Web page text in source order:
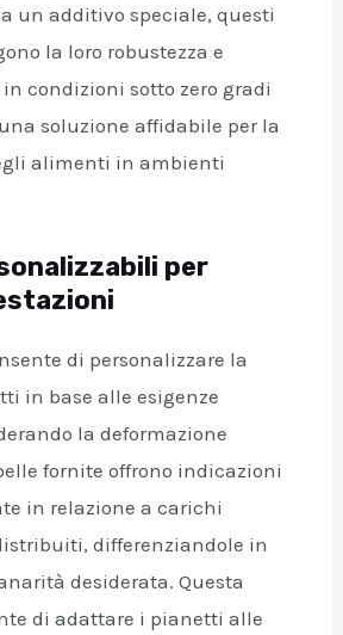
un additivo speciale, questi
la loro robustezza e
condizioni sotto zero gradi
soluzione affidabile per la
alimenti in ambienti
per
di personalizzare la
in base alle esigenze
la deformazione
fornite offrono indicazioni
in relazione a carichi
differenziandole in
desiderata. Questa
di adattare i pianetti alle